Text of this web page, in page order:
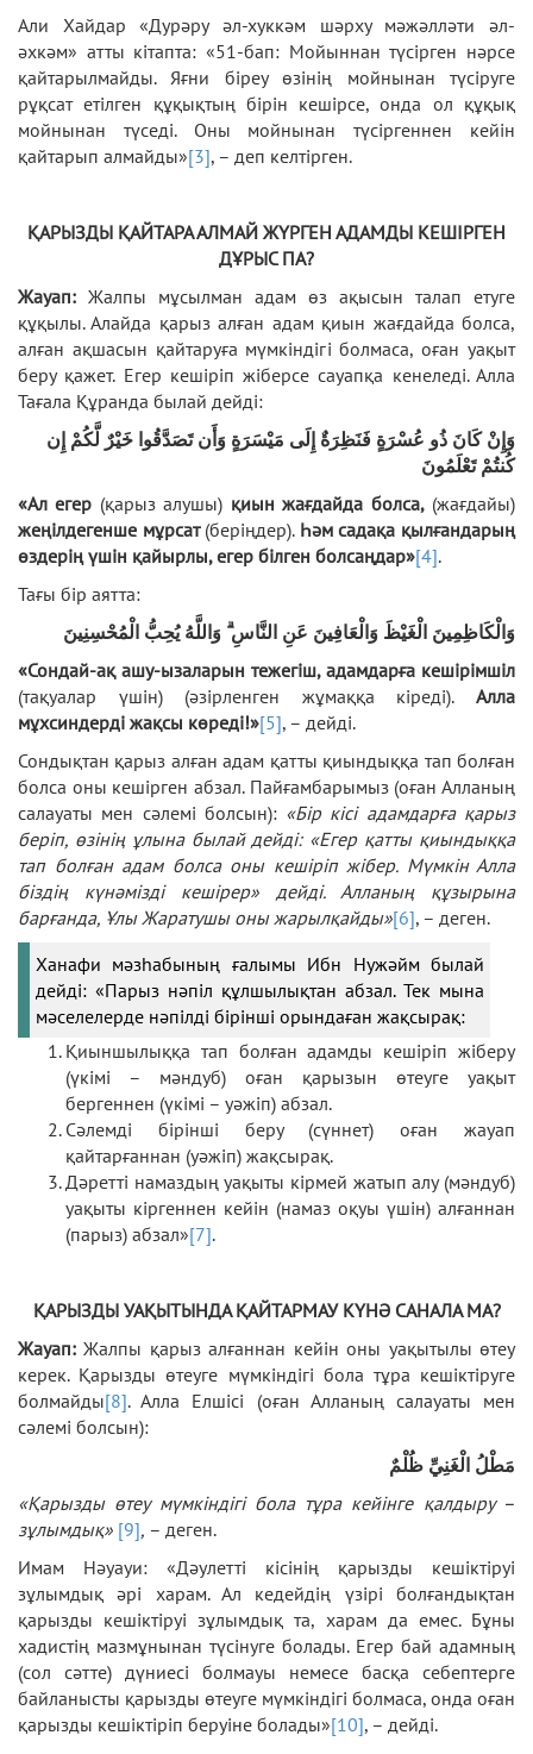
Али Хайдар «Дурәру әл-хуккәм шәрху мәжәлләти әл-
әхкәм» атты кітапта: «51-бап: Мойыннан түсірген нәрсе
қайтарылмайды. Яғни біреу өзінің мойнынан түсіруге
рұқсат етілген құқықтың бірін кешірсе, онда ол құқық
мойнынан түседі. Оны мойнынан түсіргеннен кейін
қайтарып алмайды»[3], – деп келтірген.
ҚАРЫЗДЫ ҚАЙТАРА АЛМАЙ ЖҮРГЕН АДАМДЫ КЕШІРГЕН
ДҰРЫС ПА?
Жауап: Жалпы мұсылман адам өз ақысын талап етуге
құқылы. Алайда қарыз алған адам қиын жағдайда болса,
алған ақшасын қайтаруға мүмкіндігі болмаса, оған уақыт
беру қажет. Егер кешіріп жіберсе сауапқа кенеледі. Алла
Тағала Құранда былай дейді:
وَإِنْ كَانَ ذُو عُسْرَةٍ فَنَظِرَةٌ إِلَى مَيْسَرَةٍ وَأَن تَصَدَّقُوا خَيْرٌ لَّكُمْ إِن
كُنتُمْ تَعْلَمُونَ
«Ал егер (қарыз алушы) қиын жағдайда болса,(жағдайы)
жеңілдегенше мұрсат(беріңдер). Һәм садақа қылғандарың
өздерің үшін қайырлы, егер білген болсаңдар»[4].
Тағы бір аятта:
وَالْكَاظِمِينَ الْغَيْظَ وَالْعَافِينَ عَنِ النَّاسِ ۗ وَاللَّهُ يُحِبُّ الْمُحْسِنِينَ
«Сондай-ақ ашу-ызаларын тежегіш, адамдарға кешірімшіл
(тақуалар үшін) (әзірленген жұмаққа кіреді). Алла
мұхсиндерді жақсы көреді!»[5], – дейді.
Сондықтан қарыз алған адам қатты қиындыққа тап болған
болса оны кешірген абзал. Пайғамбарымыз (оған Алланың
салауаты мен сәлемі болсын): «Бір кісі адамдарға қарыз
беріп, өзінің ұлына былай дейді: «Егер қатты қиындыққа
тап болған адам болса оны кешіріп жібер. Мүмкін Алла
біздің күнәмізді кешірер» дейді. Алланың құзырына
барғанда, Ұлы Жаратушы оны жарылқайды»[6], – деген.
Ханафи мәзһабының ғалымы Ибн Нужәйм былай
дейді: «Парыз нәпіл құлшылықтан абзал. Тек мына
мәселелерде нәпілді бірінші орындаған жақсырақ:
Қиыншылыққа тап болған адамды кешіріп жіберу
(үкімі – мәндуб) оған қарызын өтеуге уақыт
бергеннен (үкімі – уәжіп) абзал.
Сәлемді бірінші беру (сүннет) оған жауап
қайтарғаннан (уәжіп) жақсырақ.
Дәретті намаздың уақыты кірмей жатып алу (мәндуб)
уақыты кіргеннен кейін (намаз оқуы үшін) алғаннан
(парыз) абзал»[7].
ҚАРЫЗДЫ УАҚЫТЫНДА ҚАЙТАРМАУ КҮНӘ САНАЛА МА?
Жауап: Жалпы қарыз алғаннан кейін оны уақытылы өтеу
керек. Қарызды өтеуге мүмкіндігі бола тұра кешіктіруге
болмайды[8]. Алла Елшісі (оған Алланың салауаты мен
сәлемі болсын):
مَطْلُ الْغَنِيِّ ظُلْمٌ
«Қарызды өтеу мүмкіндігі бола тұра кейінге қалдыру –
зұлымдық» [9], – деген.
Имам Нәуауи: «Дәулетті кісінің қарызды кешіктіруі
зұлымдық әрі харам. Ал кедейдің үзірі болғандықтан
қарызды кешіктіруі зұлымдық та, харам да емес. Бұны
хадистің мазмұнынан түсінуге болады. Егер бай адамның
(сол сәтте) дүниесі болмауы немесе басқа себептерге
байланысты қарызды өтеуге мүмкіндігі болмаса, онда оған
қарызды кешіктіріп беруіне болады»[10], – дейді.